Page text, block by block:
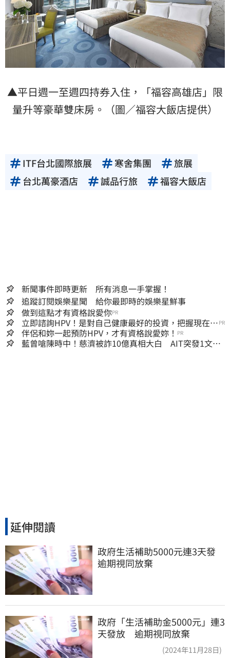
▲平日週一至週四持券入住，「福容高雄店」限
量升等豪華雙床房。（圖／福容大飯店提供）
ITF台北國際旅展 寒舍集團
旅展
台北萬豪酒店
誠品行旅 福容大飯店
新聞事件即時更新 所有消息一手掌握！
追蹤訂閱娛樂星聞 給你最即時的娛樂星鮮事
做到這點才有資格說愛你PR
立即諮詢HPV！是對自己健康最好的投資，把握現在不
嫌晚！
PR
伴侶和妳一起預防HPV，才有資格說愛妳！ PR
藍曾嗆陳時中！慈濟被詐10億真相大白 AIT突發1文酸
延伸閱讀
政府生活補助5000元連3天發
逾期視同放棄
政府「生活補助金5000元」連3
天發放 逾期視同放棄
(2024年11月28日)